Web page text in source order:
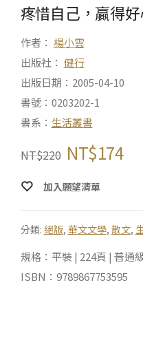
疼惜自己，贏得
作者： 楊小雲
出版社： 健行
出版日期：2005-04-10
書號：0203202-1
書系： 生活叢書
NT$220 NT$174
加入願望清單
分類: 絕版, 華文文學, 散文,
規格：平裝 | 224頁 | 普通
ISBN：9789867753595